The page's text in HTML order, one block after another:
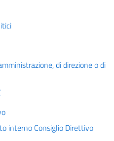
di direzione o di
interno Consiglio Direttivo